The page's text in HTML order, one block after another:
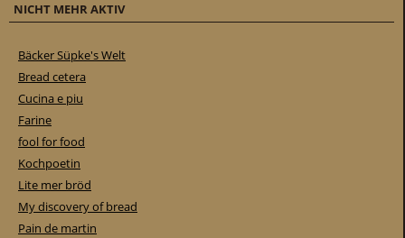
NICHT MEHR AKTIV
Bäcker Süpke's Welt
Bread cetera
Cucina e piu
Farine
fool for food
Kochpoetin
Lite mer bröd
My discovery of bread
Pain de martin